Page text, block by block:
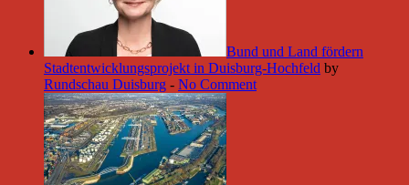
Bund und Land fördern
Stadtentwicklungsprojekt in Duisburg-Hochfeld by
Rundschau Duisburg - No Comment